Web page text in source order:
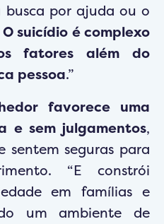
busca por ajuda ou o
O suicídio é complexo
fatores além do
pessoa.”
favorece uma
e sem julgamentos,
sentem seguras para
“E constrói
em famílias e
um ambiente de